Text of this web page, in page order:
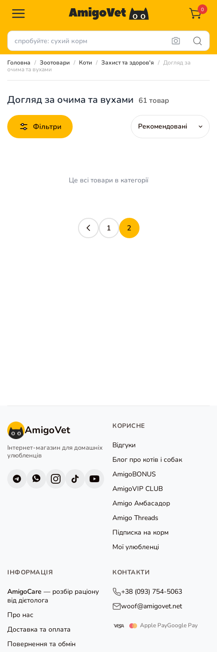
0
Головна Зоотовари Коти Захист та здоров'я
Догляд за
очима та вухами
Догляд за очима та вухами 61 товар
Фільтри
Це всі товари в категорії
1 2
AmigoVet
Інтернет-магазин для домашніх
улюбленців
КОРИСНЕ
Відгуки
Блог про котів і собак
AmigoBONUS
AmigoVIP CLUB
Amigo Амбасадор
Amigo Threads
Підписка на корм
Мої улюбленці
ІНФОРМАЦІЯ
AmigoCare — розбір раціону
від дієтолога
Про нас
Доставка та оплата
Повернення та обмін
КОНТАКТИ
+38 (093) 754-5063
woof@amigovet.net
Apple PayGoogle Pay